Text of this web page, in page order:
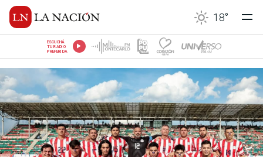
18°
ESCUCHÁ
TU RADIO
PREFERIDA